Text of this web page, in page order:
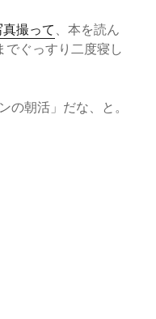
撮って、本を読ん
ぐっすり二度寝し
の朝活」だな、と。